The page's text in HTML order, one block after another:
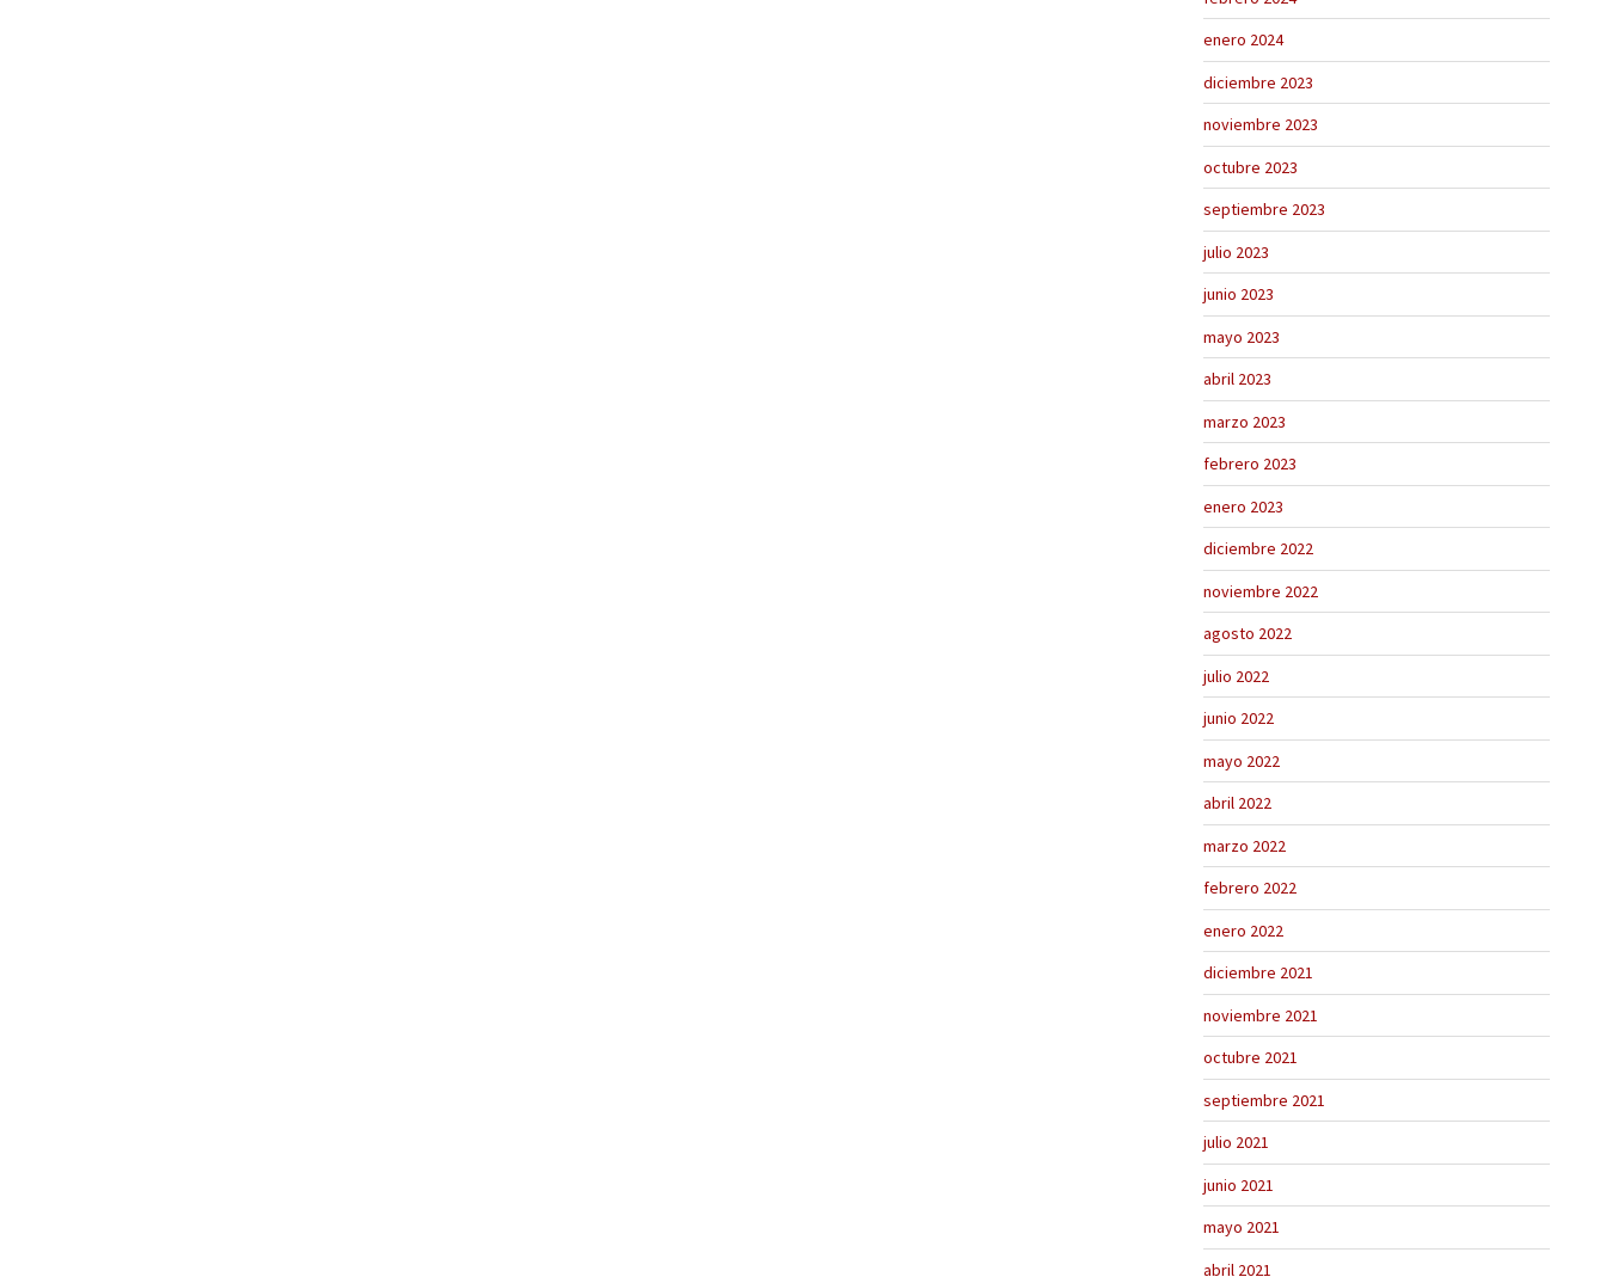
enero 2024
diciembre 2023
noviembre 2023
octubre 2023
septiembre 2023
julio 2023
junio 2023
mayo 2023
abril 2023
marzo 2023
febrero 2023
enero 2023
diciembre 2022
noviembre 2022
agosto 2022
julio 2022
junio 2022
mayo 2022
abril 2022
marzo 2022
febrero 2022
enero 2022
diciembre 2021
noviembre 2021
octubre 2021
septiembre 2021
julio 2021
junio 2021
mayo 2021
abril 2021